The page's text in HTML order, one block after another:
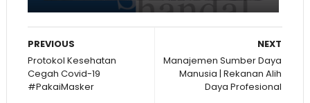
NEXT
Manajemen Sumber Daya
Manusia | Rekanan Alih
Daya Profesional
PREVIOUS
Protokol Kesehatan
Cegah Covid-19
#PakaiMasker